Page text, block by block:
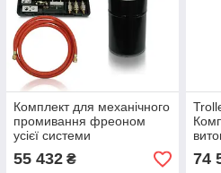
Комплект для механічного
промивання фреоном
усієї системи
кондиціонування повітря
автомобіля Flushing Kit
55 432₴ 74